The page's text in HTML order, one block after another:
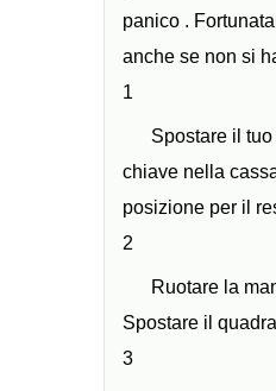
panico .
anche se non si
1
Spostare il
chiave nella
posizione per il
2
Ruotare la
Spostare il
3